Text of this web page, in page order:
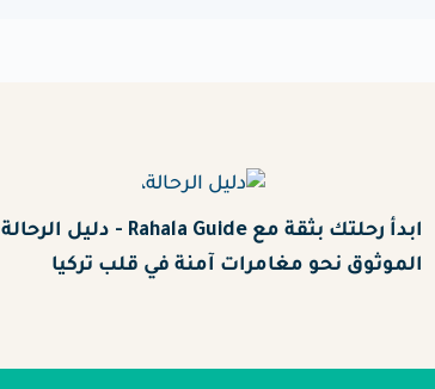
ابدأ رحلتك بثقة مع Rahala Guide - دليل الرحالة
الموثوق نحو مغامرات آمنة في قلب تركيا